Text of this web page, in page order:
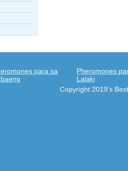
para sa
Pheromones
Lalaki
Copyright 2019's